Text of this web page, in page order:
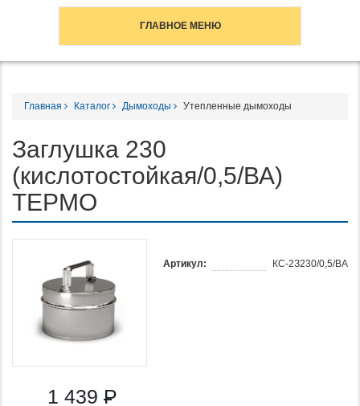
ГЛАВНОЕ МЕНЮ
Главная Каталог Дымоходы Утепленные дымоходы
Заглушка 230
(кислотостойкая/0,5/ВА)
ТЕРМО
1 439 Р
Артикул: КС-2З230/0,5/ВА